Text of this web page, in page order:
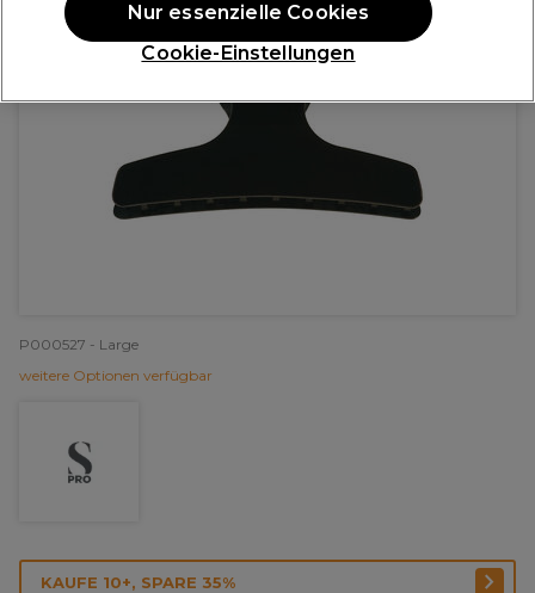
P000527 - Large
weitere Optionen verfügbar
KAUFE 10+, SPARE 35%
Cookie-Einstellungen
Nur essenzielle Cookies